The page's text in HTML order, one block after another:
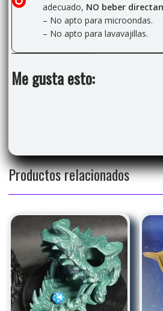
adecuado, NO beber
– No apto para microondas.
– No apto para lavavajillas.
Me gusta esto:
Productos relacionados